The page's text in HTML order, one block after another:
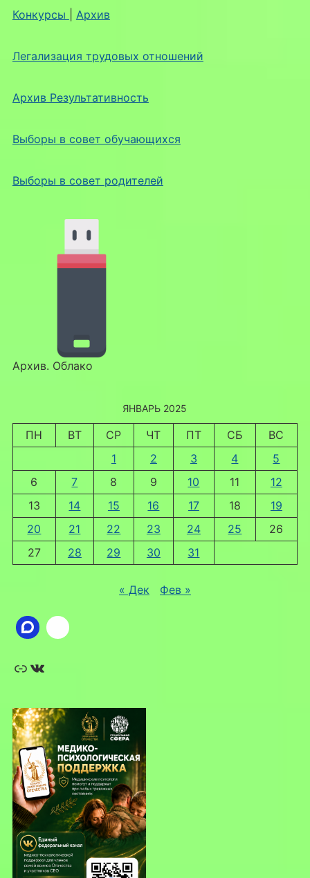
Конкурсы Архив
Легализация трудовых отношений
Архив Результативность
Выборы в совет обучающихся
Выборы в совет родителей
Архив. Облако
ЯНВАРЬ 2025
ПН ВТ СР ЧТ ПТ СБ
ВС
1
2 3 4
5
6
7 8 9 10 11
12
13
14 15 16 17 18
19
20
21 22 23 24 25
26
27
28 29 30 31
« Дек Фев »
Ссылка